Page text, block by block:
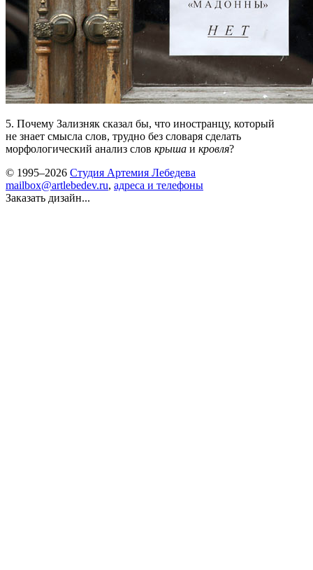
5. Почему Зализняк сказал бы, что иностранцу, который
не знает смысла слов, трудно без словаря сделать
морфологический анализ слов крыша и кровля?
© 1995–2026 Студия Артемия Лебедева
mailbox@artlebedev.ru, адреса и телефоны
Заказать дизайн...